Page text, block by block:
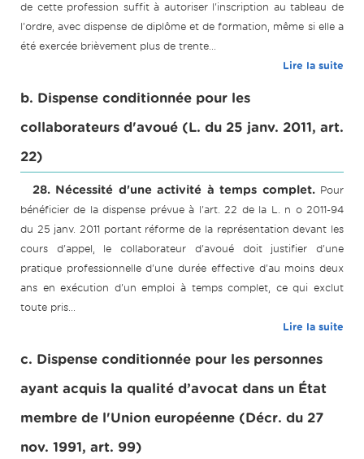
de cette profession suffit à autoriser l'inscription au tableau de
l'ordre, avec dispense de diplôme et de formation, même si elle a
été exercée brièvement plus de trente...
Lire la suite
b. Dispense conditionnée pour les
collaborateurs d'avoué (L. du 25 janv. 2011, art.
22)
28. Nécessité d'une activité à temps complet. Pour
bénéficier de la dispense prévue à l'art. 22 de la L. n o 2011-94
du 25 janv. 2011 portant réforme de la représentation devant les
cours d'appel, le collaborateur d'avoué doit justifier d'une
pratique professionnelle d'une durée effective d'au moins deux
ans en exécution d'un emploi à temps complet, ce qui exclut
toute pris...
Lire la suite
c. Dispense conditionnée pour les personnes
ayant acquis la qualité d’avocat dans un État
membre de l'Union européenne (Décr. du 27
nov. 1991, art. 99)